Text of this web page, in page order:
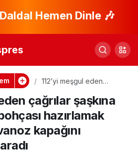
Hemen Dinle 🎶
112’yi meşgul eden
Gelin bohçası hazırlamak
isteyen de kavanoz
kapağını açamayan da
çağrılar şaşkına
hazırlamak
kapağını
Paylaş